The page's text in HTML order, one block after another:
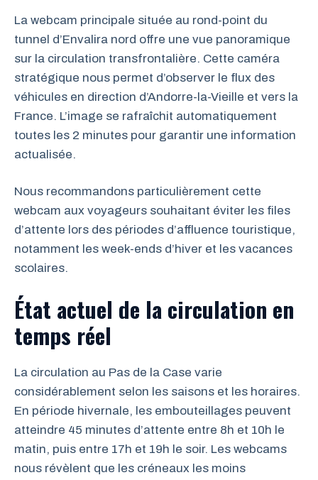
La webcam principale située au rond-point du
tunnel d’Envalira nord offre une vue panoramique
sur la circulation transfrontalière. Cette caméra
stratégique nous permet d’observer le flux des
véhicules en direction d’Andorre-la-Vieille et vers la
France. L’image se rafraîchit automatiquement
toutes les 2 minutes pour garantir une information
actualisée.
Nous recommandons particulièrement cette
webcam aux voyageurs souhaitant éviter les files
d’attente lors des périodes d’affluence touristique,
notamment les week-ends d’hiver et les vacances
scolaires.
État actuel de la circulation en
temps réel
La circulation au Pas de la Case varie
considérablement selon les saisons et les horaires.
En période hivernale, les embouteillages peuvent
atteindre 45 minutes d’attente entre 8h et 10h le
matin, puis entre 17h et 19h le soir. Les webcams
nous révèlent que les créneaux les moins